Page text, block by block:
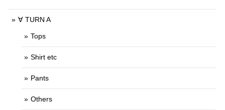
∀ TURN A
Tops
Shirt etc
Pants
Others